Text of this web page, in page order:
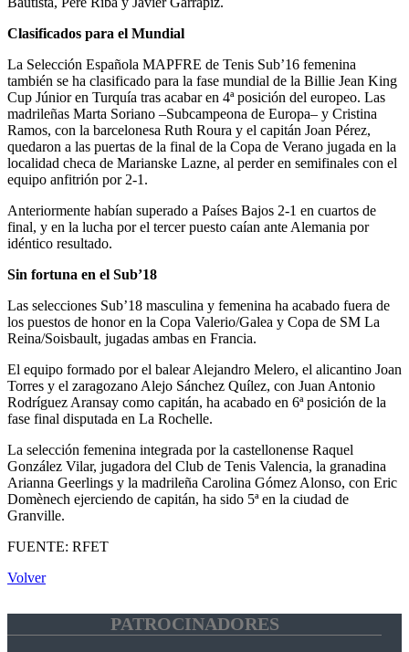
Clasificados para el Mundial
La Selección Española MAPFRE de Tenis Sub’16 femenina
también se ha clasificado para la fase mundial de la Billie Jean King
Cup Júnior en Turquía tras acabar en 4ª posición del europeo. Las
madrileñas Marta Soriano –Subcampeona de Europa– y Cristina
Ramos, con la barcelonesa Ruth Roura y el capitán Joan Pérez,
quedaron a las puertas de la final de la Copa de Verano jugada en la
localidad checa de Marianske Lazne, al perder en semifinales con el
equipo anfitrión por 2-1.
Anteriormente habían superado a Países Bajos 2-1 en cuartos de
final, y en la lucha por el tercer puesto caían ante Alemania por
idéntico resultado.
Sin fortuna en el Sub’18
Las selecciones Sub’18 masculina y femenina ha acabado fuera de
los puestos de honor en la Copa Valerio/Galea y Copa de SM La
Reina/Soisbault, jugadas ambas en Francia.
El equipo formado por el balear Alejandro Melero, el alicantino Joan
Torres y el zaragozano Alejo Sánchez Quílez, con Juan Antonio
Rodríguez Aransay como capitán, ha acabado en 6ª posición de la
fase final disputada en La Rochelle.
La selección femenina integrada por la castellonense Raquel
González Vilar, jugadora del Club de Tenis Valencia, la granadina
Arianna Geerlings y la madrileña Carolina Gómez Alonso, con Eric
Domènech ejerciendo de capitán, ha sido 5ª en la ciudad de
Granville.
FUENTE: RFET
Volver
PATROCINADORES